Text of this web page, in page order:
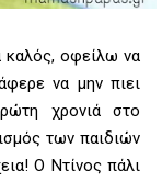
καλός, οφείλω να
να μην πιει
χρονιά στο
των παιδιών
Ο Ντίνος πάλι